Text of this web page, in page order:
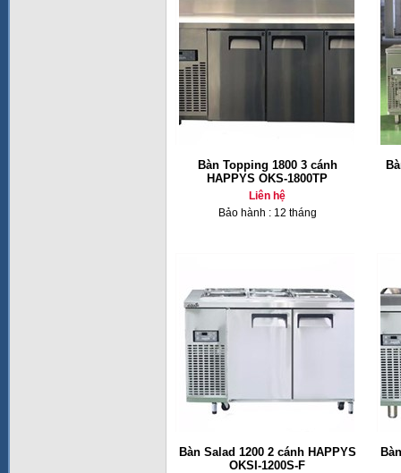
Bàn Topping 1800 3 cánh
HAPPYS OKS-1800TP
Liên hệ
Bảo hành : 12 tháng
Bàn Salad 1200 2 cánh HAPPYS
OKSI-1200S-F